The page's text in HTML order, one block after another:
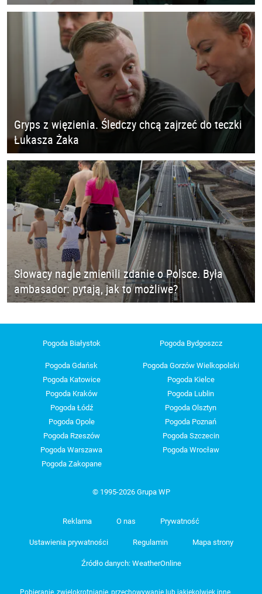
Gryps z więzienia. Śledczy chcą zajrzeć do teczki
Łukasza Żaka
Słowacy nagle zmienili zdanie o Polsce. Była
ambasador: pytają, jak to możliwe?
Pogoda Białystok Pogoda Bydgoszcz
Pogoda Gdańsk
Pogoda Gorzów Wielkopolski
Pogoda Katowice
Pogoda Kielce
Pogoda Kraków
Pogoda Lublin
Pogoda Łódź
Pogoda Olsztyn
Pogoda Opole
Pogoda Poznań
Pogoda Rzeszów
Pogoda Szczecin
Pogoda Warszawa
Pogoda Wrocław
Pogoda Zakopane
© 1995-2026 Grupa WP
Reklama O nas Prywatność
Ustawienia prywatności Regulamin Mapa strony
Źródło danych: WeatherOnline
Pobieranie, zwielokrotnianie, przechowywanie lub jakiekolwiek inne